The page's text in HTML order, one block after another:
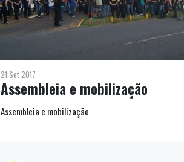
21 Set 2017
Assembleia e mobilização
Assembleia e mobilização